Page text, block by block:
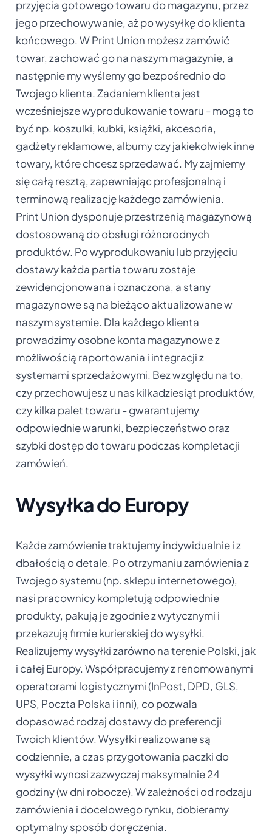
przyjęcia gotowego towaru do magazynu, przez
jego przechowywanie, aż po wysyłkę do klienta
końcowego. W Print Union możesz zamówić
towar, zachować go na naszym magazynie, a
następnie my wyślemy go bezpośrednio do
Twojego klienta. Zadaniem klienta jest
wcześniejsze wyprodukowanie towaru - mogą to
być np. koszulki, kubki, książki, akcesoria,
gadżety reklamowe, albumy czy jakiekolwiek inne
towary, które chcesz sprzedawać. My zajmiemy
się całą resztą, zapewniając profesjonalną i
terminową realizację każdego zamówienia.
Print Union dysponuje przestrzenią magazynową
dostosowaną do obsługi różnorodnych
produktów. Po wyprodukowaniu lub przyjęciu
dostawy każda partia towaru zostaje
zewidencjonowana i oznaczona, a stany
magazynowe są na bieżąco aktualizowane w
naszym systemie. Dla każdego klienta
prowadzimy osobne konta magazynowe z
możliwością raportowania i integracji z
systemami sprzedażowymi. Bez względu na to,
czy przechowujesz u nas kilkadziesiąt produktów,
czy kilka palet towaru - gwarantujemy
odpowiednie warunki, bezpieczeństwo oraz
szybki dostęp do towaru podczas kompletacji
zamówień.
Wysyłka do Europy
Każde zamówienie traktujemy indywidualnie i z
dbałością o detale. Po otrzymaniu zamówienia z
Twojego systemu (np. sklepu internetowego),
nasi pracownicy kompletują odpowiednie
produkty, pakują je zgodnie z wytycznymi i
przekazują firmie kurierskiej do wysyłki.
Realizujemy wysyłki zarówno na terenie Polski, jak
i całej Europy. Współpracujemy z renomowanymi
operatorami logistycznymi (InPost, DPD, GLS,
UPS, Poczta Polska i inni), co pozwala
dopasować rodzaj dostawy do preferencji
Twoich klientów. Wysyłki realizowane są
codziennie, a czas przygotowania paczki do
wysyłki wynosi zazwyczaj maksymalnie 24
godziny (w dni robocze). W zależności od rodzaju
zamówienia i docelowego rynku, dobieramy
optymalny sposób doręczenia.